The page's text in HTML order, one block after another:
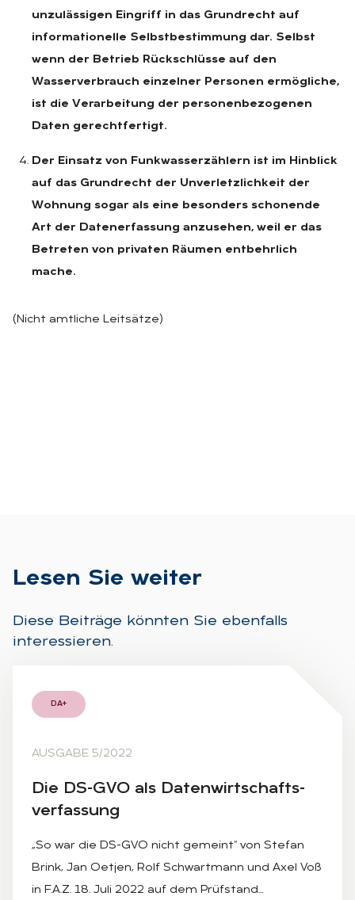
unzulässigen Eingriff in das Grundrecht auf
informationelle Selbstbestimmung dar. Selbst
wenn der Betrieb Rückschlüsse auf den
Wasserverbrauch einzelner Personen ermögliche,
ist die Verarbeitung der personenbezogenen
Daten gerechtfertigt.
Der Einsatz von Funkwasserzählern ist im Hinblick
auf das Grundrecht der Unverletzlichkeit der
Wohnung sogar als eine besonders schonende
Art der Datenerfassung anzusehen, weil er das
Betreten von privaten Räumen entbehrlich
mache.
(Nicht amtliche Leitsätze)
Le­sen Sie wei­ter
Diese Beiträge könnten Sie ebenfalls
interessieren.
DA+
AUSGABE 5/2022
Die DS-GVO als Da­ten­wirt­schafts­
ver­fas­sung
„So war die DS-GVO nicht gemeint“ von Stefan
Brink, Jan Oetjen, Rolf Schwartmann und Axel Voß
in F.A.Z. 18. Juli 2022 auf dem Prüfstand…